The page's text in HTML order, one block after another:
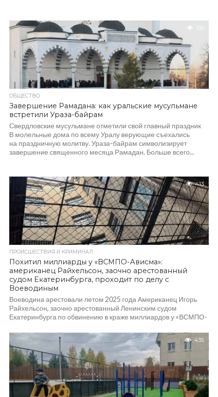
316
ОБЩЕСТВО
Завершение Рамадана: как уральские мусульмане
встретили Ураза-байрам
Свердловские мусульмане отметили свой главный праздник
В молельные дома по всему Уралу верующие съехались
на праздничную молитву. Ураза-байрам символизирует
завершение священного месяца Рамадан. Больше всего...
413
ПРОИСШЕСТВИЯ И КРИМИНАЛ
Похитил миллиарды у «ВСМПО-Ависма»:
американец Райхельсон, заочно арестованный
судом Екатеринбурга, проходит по делу с
Воеводиным
Воеводина арестовали летом 2025 года Американец Игорь
Райхельсон, заочно арестованный Ленинским судом
Екатеринбурга по обвинению в краже миллиардов у «ВСМПО-
компании...
435